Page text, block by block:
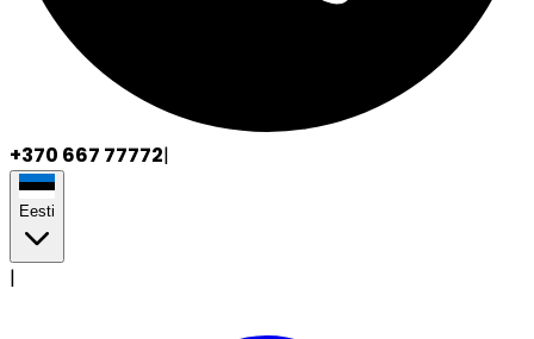
+370 667 77772|
Eesti
|